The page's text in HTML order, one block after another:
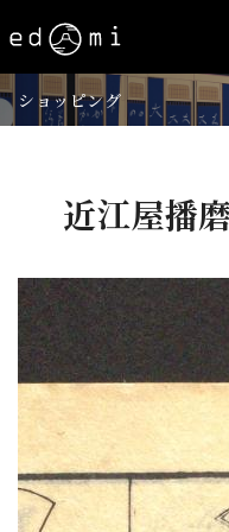
ショッピング
近江屋播
+
-
206/515